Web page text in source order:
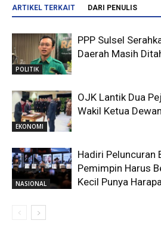
ARTIKEL TERKAIT DARI PENULIS
POLITIK
PPP Sulsel
Daerah Masih
EKONOMI
OJK Lantik Dua
Wakil Ketua
NASIONAL
Hadiri Peluncuran
Pemimpin Harus
Kecil Punya